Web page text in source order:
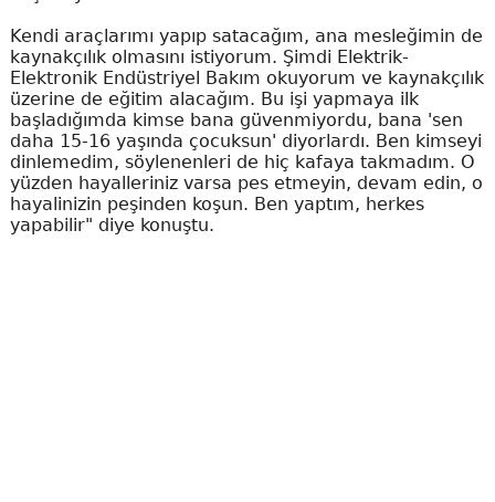
Kendi araçlarımı yapıp satacağım, ana mesleğimin de
kaynakçılık olmasını istiyorum. Şimdi Elektrik-
Elektronik Endüstriyel Bakım okuyorum ve kaynakçılık
üzerine de eğitim alacağım. Bu işi yapmaya ilk
başladığımda kimse bana güvenmiyordu, bana 'sen
daha 15-16 yaşında çocuksun' diyorlardı. Ben kimseyi
dinlemedim, söylenenleri de hiç kafaya takmadım. O
yüzden hayalleriniz varsa pes etmeyin, devam edin, o
hayalinizin peşinden koşun. Ben yaptım, herkes
yapabilir" diye konuştu.